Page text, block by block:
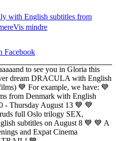
with English subtitles from
Vis mindre
Facebook